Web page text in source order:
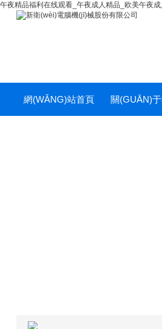
午夜精品福利在线观看_午夜成人精品_欧美午夜
網(WǍNG)站首頁 關(GUĀN)